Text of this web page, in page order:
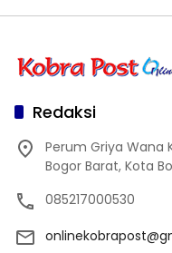
Redaksi
Perum Griya Wana
Bogor Barat, Kota
085217000530